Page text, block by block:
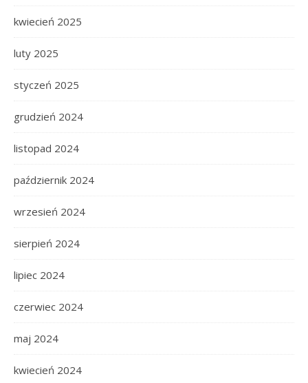
kwiecień 2025
luty 2025
styczeń 2025
grudzień 2024
listopad 2024
październik 2024
wrzesień 2024
sierpień 2024
lipiec 2024
czerwiec 2024
maj 2024
kwiecień 2024